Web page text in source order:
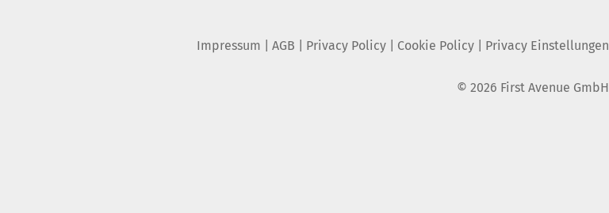
Impressum AGB Privacy Policy| Cookie Policy| Privacy Einstellungen
© 2026 First Avenue GmbH